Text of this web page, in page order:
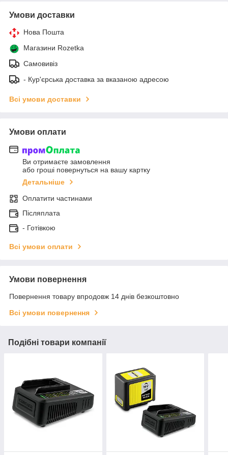
Умови доставки
Нова Пошта
Магазини Rozetka
Самовивіз
- Кур'єрська доставка за вказаною адресою
Всі умови доставки
Умови оплати
Ви отримаєте замовлення
або гроші повернуться на вашу картку
Детальніше
Оплатити частинами
Післяплата
- Готівкою
Всі умови оплати
Умови повернення
Повернення товару впродовж 14 днів безкоштовно
Всі умови повернення
Подібні товари компанії